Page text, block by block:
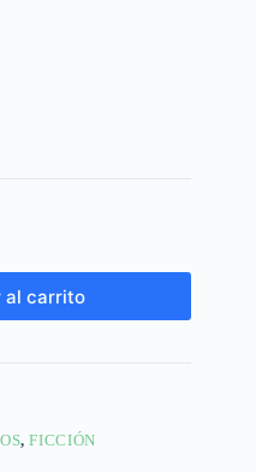
al carrito
,FICCIÓN